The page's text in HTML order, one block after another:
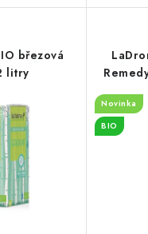
březová
litry
Remedy 30
esence
Novinka
BIO